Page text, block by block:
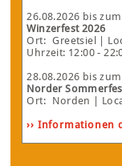
26.08.2026 bis zum
Winzerfest 2026
Ort: Greetsiel
|
Uhrzeit: 12:00 -
28.08.2026 bis zum
Norder
Ort: Norden
|
›› Informationen